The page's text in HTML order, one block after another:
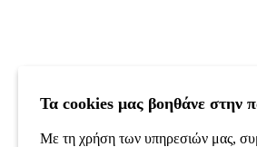
Τα cookies μας βοηθάνε στην
Με τη χρήση των υπηρεσιών μας,